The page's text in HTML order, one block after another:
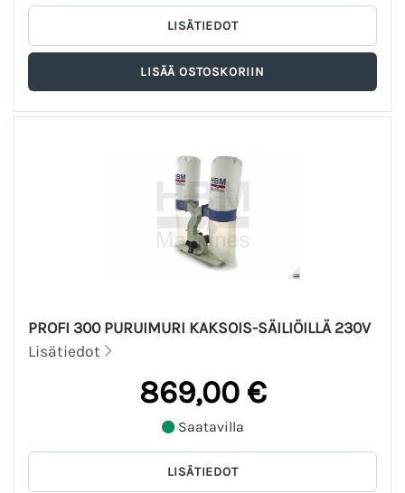
PROFI 300 PURUIMURI KAKSOIS-SÄILIÖILLÄ 230V
Lisätiedot
869,00 €
Saatavilla